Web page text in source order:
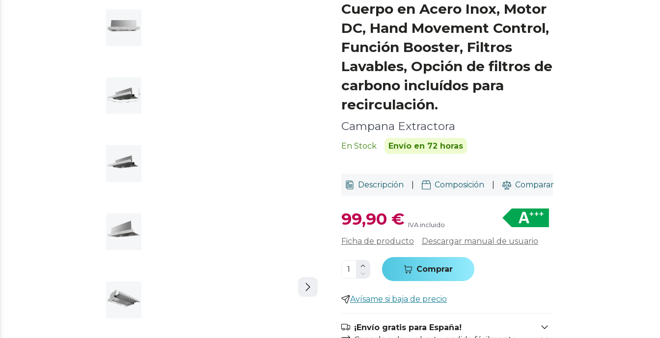
Cuerpo en Acero Inox, Motor
DC, Hand Movement Control,
Función Booster, Filtros
Lavables, Opción de filtros de
carbono incluídos para
recirculación.
Campana Extractora
En Stock Envío en 72 horas
Descripción Composición Comparar
99,90 € IVA incluido
Ficha de producto Descargar manual de usuario
Comprar
Avísame si baja de precio
¡Envío gratis para España!